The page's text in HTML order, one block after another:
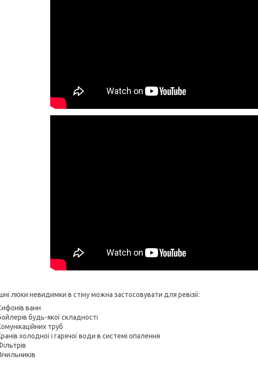
люки невидимки в стіну можна застосовувати для ревізії:
ванн
будь-якої складності
труб
холодної і гарячої води в системі опалення